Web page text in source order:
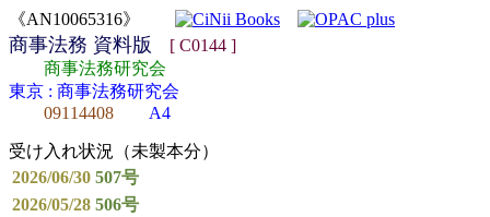
《AN10065316》
商事法務 資料版
[ C0144 ]
商事法務研究会
東京 : 商事法務研究会
09114408
A4
受け入れ状況（未製本分）
2026/06/30 507号
2026/05/28 506号